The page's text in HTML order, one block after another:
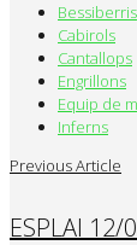
Bessiberris
Cabirols
Cantallops
Engrillons
Equip de
Inferns
Previous Article
ESPLAI 12/